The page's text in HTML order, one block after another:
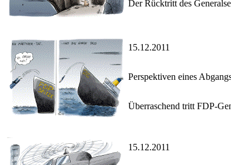
Der Rücktritt des
15.12.2011
Perspektiven eines
Überraschend tritt FDP-
15.12.2011